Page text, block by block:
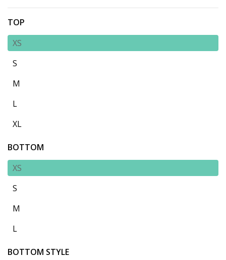
TOP
XS
S
M
L
XL
BOTTOM
XS
S
M
L
BOTTOM STYLE